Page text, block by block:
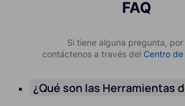
FAQ
Si tiene alguna pregunta,
contáctenos a través del Centro
¿Qué son las Herramientas